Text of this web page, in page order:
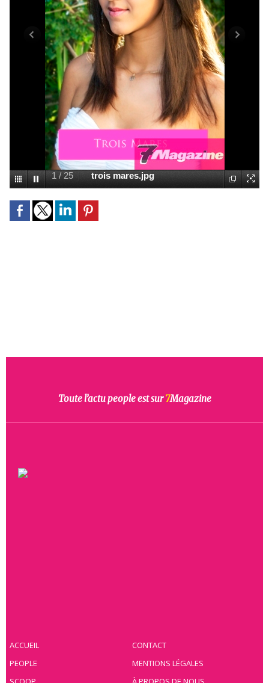
1 / 25 trois mares.jpg
Toute l’actu people est sur7Magazine
ACCUEIL
PEOPLE
CONTACT
MENTIONS LÉGALES